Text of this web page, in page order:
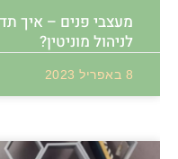
מעצבי פנים – איך
לניהול מוניטין?
8 באפריל 2023